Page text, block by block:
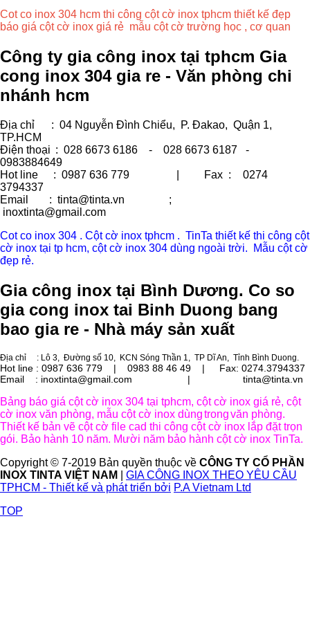
Cot co inox 304 hcm thi công cột cờ inox tphcm thiết kế đẹp
báo giá cột cờ inox giá rẻ mẫu cột cờ trường học , cơ quan
Công ty gia công inox tại tphcm Gia
cong inox 304 gia re - Văn phòng chi
nhánh hcm
Địa chỉ
: 04 Nguyễn Đình Chiểu, P. Đakao, Quận 1,
TP.HCM
Điện thoại : 028 6673 6186 - 028 6673 6187 -
0983884649
Hot line
: 0987 636 779 | Fax :
0274
3794337
Email
: tinta@tinta.vn ;
inoxtinta@gmail.com
Cot co inox 304 . Cột cờ inox tphcm . TinTa thiết kế thi công cột
cờ inox tại tp hcm, cột cờ inox 304 dùng ngoài trời. Mẫu cột cờ
đẹp rẻ.
Gia công inox tại Bình Dương. Co so
gia cong inox tai Binh Duong bang
bao gia re - Nhà máy sản xuất
Địa chỉ : Lô 3, Đường số 10, KCN Sóng Thần 1, TP Dĩ An, Tỉnh Bình Duong.
Hot line : 0987 636 779 | 0983 88 46 49 |
Fax: 0274.3794337
Email : inoxtinta@gmail.com | tinta@tinta.vn
Bảng báo giá cột cờ inox 304 tại tphcm, cột cờ inox giá rẻ, cột
cờ inox văn phòng, mẫu cột cờ inox dùngtrongvăn phòng.
Thiết kế bản vẽ cột cờ file cad thi công cột cờ inox lắp đặt trọn
gói. Bảo hành 10 năm. Mười năm bảo hành cột cờ inox TinTa.
Copyright © 7-2019 Bản quyền thuộc về CÔNG TY CỔ PHẦN
INOX TINTA VIỆT NAM
GIA CÔNG INOX THEO YÊU CẦU
TPHCM - Thiết kế và phát triển bởi P.A Vietnam Ltd
TOP